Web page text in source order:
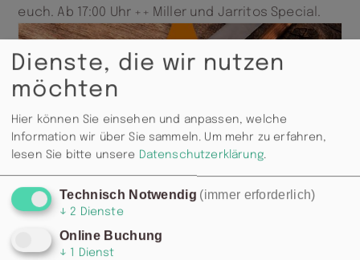
euch. Ab 17:00 Uhr ++ Miller und Jarritos Special.
Dienste, die wir nutzen
möchten
Hier können Sie einsehen und anpassen, welche
Information wir über Sie sammeln. Um mehr zu erfahren,
lesen Sie bitte unsere Datenschutzerklärung.
Technisch Notwendig (immer erforderlich)
↓ 2 Dienste
Online Buchung
↓ 1 Dienst